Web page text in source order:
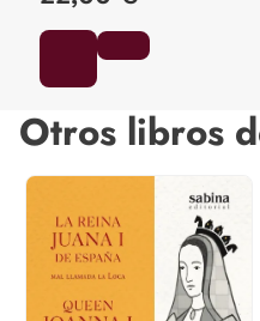
Otros libros